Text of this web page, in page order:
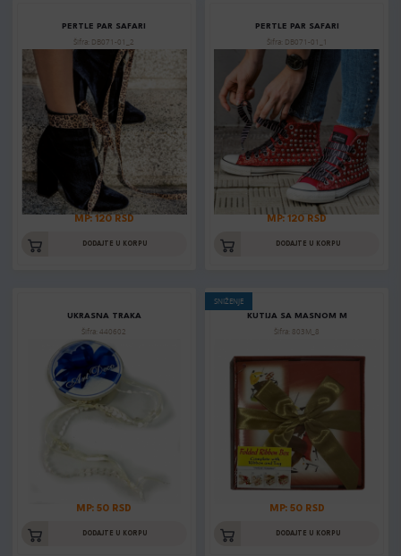
PERTLE PAR SAFARI
Šifra: DB071-01_2
MP: 120 RSD
DODAJTE U KORPU
PERTLE PAR SAFARI
Šifra: DB071-01_1
MP: 120 RSD
DODAJTE U KORPU
UKRASNA TRAKA
Šifra: 440602
MP: 50 RSD
DODAJTE U KORPU
SNIŽENJE
KUTIJA SA MASNOM M
Šifra: 803M_8
MP: 50 RSD
DODAJTE U KORPU